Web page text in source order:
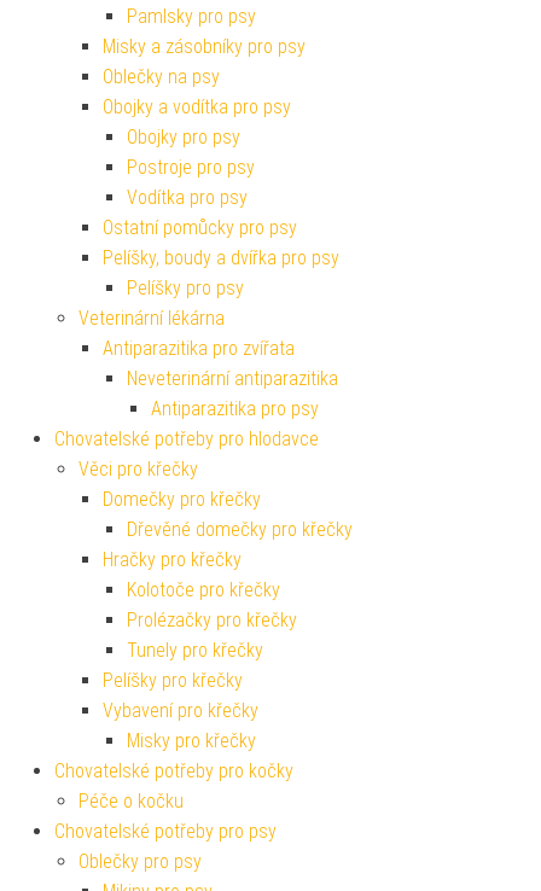
Pamlsky pro psy
Misky a zásobníky pro psy
Oblečky na psy
Obojky a vodítka pro psy
Obojky pro psy
Postroje pro psy
Vodítka pro psy
Ostatní pomůcky pro psy
Pelíšky, boudy a dvířka pro psy
Pelíšky pro psy
Veterinární lékárna
Antiparazitika pro zvířata
Neveterinární antiparazitika
Antiparazitika pro psy
Chovatelské potřeby pro hlodavce
Věci pro křečky
Domečky pro křečky
Dřevěné domečky pro křečky
Hračky pro křečky
Kolotoče pro křečky
Prolézačky pro křečky
Tunely pro křečky
Pelíšky pro křečky
Vybavení pro křečky
Misky pro křečky
Chovatelské potřeby pro kočky
Péče o kočku
Chovatelské potřeby pro psy
Oblečky pro psy